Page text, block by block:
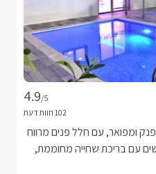
4.9/5
ומפואר, עם חלל פנים מרווח
עם בריכת שחייה מחוממת,